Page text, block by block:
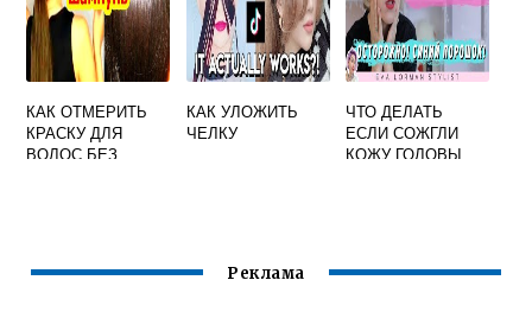
КАК ОТМЕРИТЬ
КРАСКУ ДЛЯ
ВОЛОС БЕЗ
КАК УЛОЖИТЬ
ЧЕЛКУ
ЧТО ДЕЛАТЬ
ЕСЛИ СОЖГЛИ
КОЖУ ГОЛОВЫ
Реклама